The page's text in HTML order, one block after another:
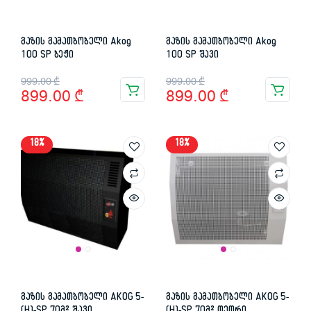
გაზის გამათბობელი Akog
100 SP ბეჟი
999.00₾
Original
price
999.00 ₾.
899.00 ₾
Current
price
899.00 ₾.
გაზის გამათბობელი Akog
100 SP შავი
999.00₾
Original
price
999.00 ₾.
899.00 ₾
Current
price
899.00 ₾.
18%
გაზის გამათბობელი AKOG 5-
18%
გაზის გამათბობელი AKOG 5-